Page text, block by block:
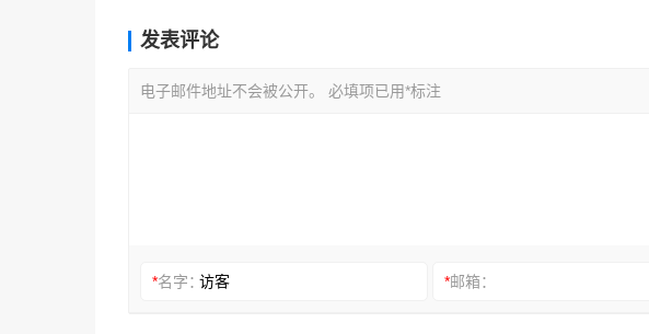
发表评论
电子邮件地址不会被公开。 必填项已用*标注
*名字： *邮箱：